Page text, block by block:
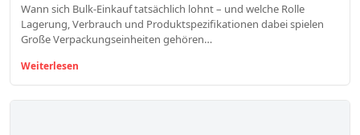
Wann sich Bulk-Einkauf tatsächlich lohnt – und welche Rolle
Lagerung, Verbrauch und Produktspezifikationen dabei spielen
Große Verpackungseinheiten gehören…
Weiterlesen